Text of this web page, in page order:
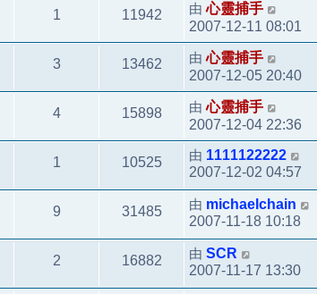
1 11942 由心靈捕手
2007-12-11 08:01
3 13462 由心靈捕手
2007-12-05 20:40
4 15898 由心靈捕手
2007-12-04 22:36
1 10525 由 1111122222
2007-12-02 04:57
9 31485 由 michaelchain
2007-11-18 10:18
2 16882 由 SCR
2007-11-17 13:30